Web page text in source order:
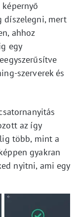
díszelegni, mert
ahhoz
egy
szerverek és
az így
több, mint a
gyakran
nyitni, ami egy